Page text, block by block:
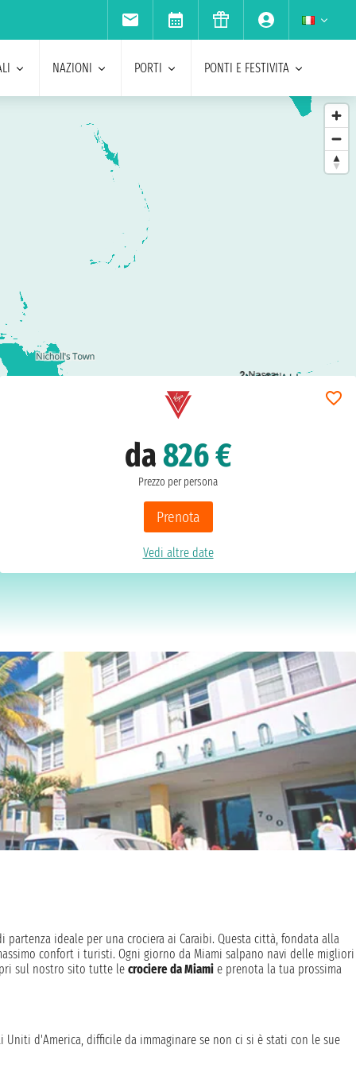
NAZIONI PORTI PONTI E FESTIVITA
2 Nassau
da826 €
Prezzo per persona
Prenota
Vedi altre date
ideale per una crociera ai Caraibi. Questa città, fondata alla
confort i turisti. Ogni giorno da Miami salpano navi delle migliori
sul nostro sito tutte le crociere da Miamie prenota la tua prossima
d'America, difficile da immaginare se non ci si è stati con le sue